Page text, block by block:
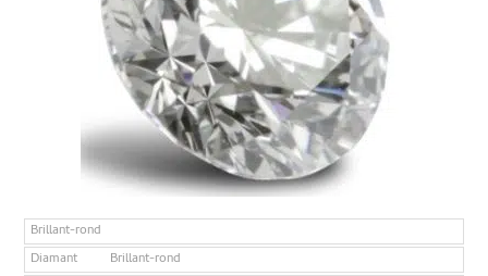
Brillant-rond
Diamant
Brillant-rond